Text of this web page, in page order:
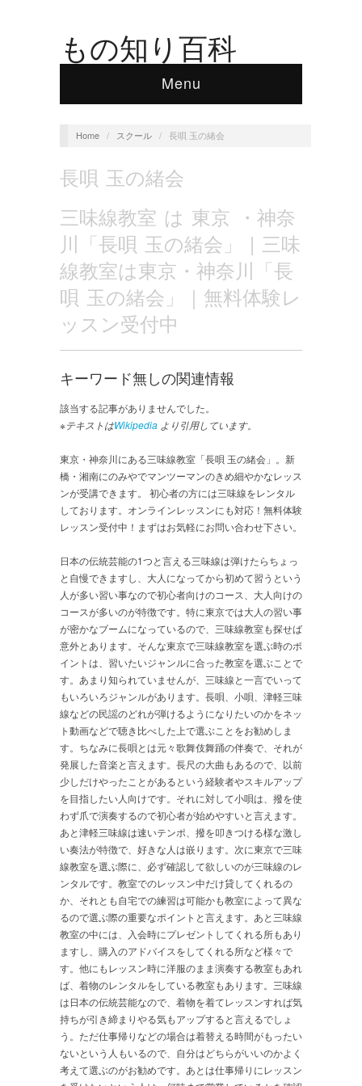
もの知り百科
Menu
Home / スクール / 長唄 玉の緒会
長唄 玉の緒会
三味線教室 は 東京 ・神奈
川「長唄 玉の緒会」 | 三味
線教室は東京・神奈川「長
唄 玉の緒会」｜無料体験レ
ッスン受付中
キーワード無しの関連情報
該当する記事がありませんでした。
※テキストはWikipedia より引用しています。
東京・神奈川にある三味線教室「長唄 玉の緒会」。新
橋・湘南にのみやでマンツーマンのきめ細やかなレッス
ンが受講できます。 初心者の方には三味線をレンタル
しております。オンラインレッスンにも対応！無料体験
レッスン受付中！まずはお気軽にお問い合わせ下さい。
日本の伝統芸能の1つと言える三味線は弾けたらちょっ
と自慢できますし、大人になってから初めて習うという
人が多い習い事なので初心者向けのコース、大人向けの
コースが多いのが特徴です。特に東京では大人の習い事
が密かなブームになっているので、三味線教室も探せば
意外とあります。そんな東京で三味線教室を選ぶ時のポ
イントは、習いたいジャンルに合った教室を選ぶことで
す。あまり知られていませんが、三味線と一言でいって
もいろいろジャンルがあります。長唄、小唄、津軽三味
線などの民謡のどれが弾けるようになりたいのかをネッ
ト動画などで聴き比べした上で選ぶことをお勧めしま
す。ちなみに長唄とは元々歌舞伎舞踊の伴奏で、それが
発展した音楽と言えます。長尺の大曲もあるので、以前
少しだけやったことがあるという経験者やスキルアップ
を目指したい人向けです。それに対して小唄は、撥を使
わず爪で演奏するので初心者が始めやすいと言えます。
あと津軽三味線は速いテンポ、撥を叩きつける様な激し
い奏法が特徴で、好きな人は嵌ります。次に東京で三味
線教室を選ぶ際に、必ず確認して欲しいのが三味線のレ
ンタルです。教室でのレッスン中だけ貸してくれるの
か、それとも自宅での練習は可能かも教室によって異な
るので選ぶ際の重要なポイントと言えます。あと三味線
教室の中には、入会時にプレゼントしてくれる所もあり
ますし、購入のアドバイスをしてくれる所など様々で
す。他にもレッスン時に洋服のまま演奏する教室もあれ
ば、着物のレンタルをしている教室もあります。三味線
は日本の伝統芸能なので、着物を着てレッスンすれば気
持ちが引き締まりやる気もアップすると言えるでしょ
う。ただ仕事帰りなどの場合は着替える時間がもったい
ないという人もいるので、自分はどちらがいいのかよく
考えて選ぶのがお勧めです。あとは仕事帰りにレッスン